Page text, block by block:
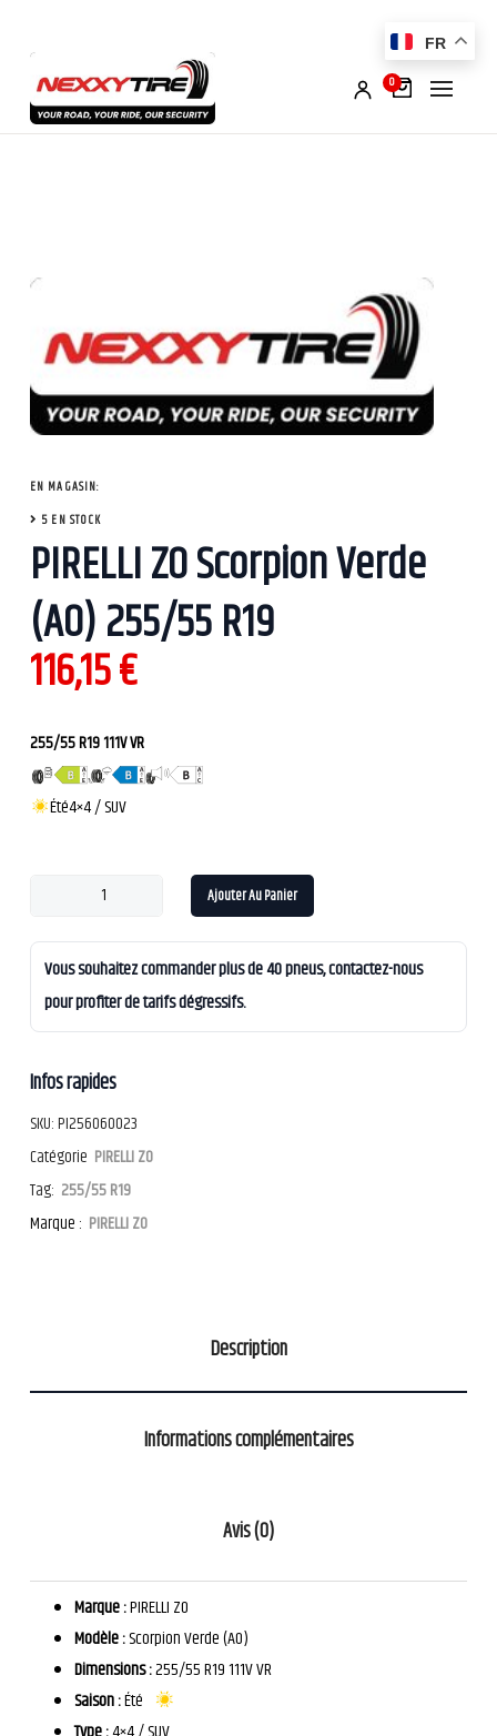
0
EN MAGASIN:
5 EN STOCK
PIRELLI ZO Scorpion Verde
(AO) 255/55 R19
116,15€
255/55 R19 111V VR
Été4×4 / SUV
Ajouter Au Panier
Vous souhaitez commander plus de 40 pneus, contactez-nous
pour profiter de tarifs dégressifs.
Infos rapides
SKU:PI256060023
Catégorie PIRELLI ZO
Tag: 255/55 R19
Marque : PIRELLI ZO
Description
Informations complémentaires
Avis (0)
Marque :PIRELLI ZO
Modèle :Scorpion Verde (AO)
Dimensions :255/55 R19 111V VR
Saison :Été
FR